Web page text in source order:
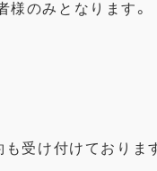
のみとなります。
受け付けております